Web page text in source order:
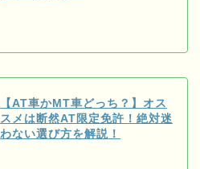
【AT車かMT車どっち？】オス
スメは断然AT限定免許！絶対迷
わない選び方を解説！